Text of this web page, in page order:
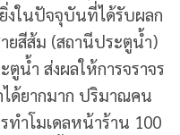
งในปัจจุบันที่ได้รับผลก
ยสีส้ม (สถานีประตูน้ำ)
น้ำ ส่งผลให้การจราจร
ด้ยากมาก ปริมาณคน
ทำโมเดลหน้าร้าน 100